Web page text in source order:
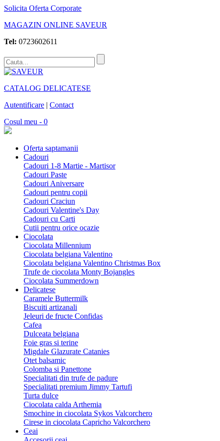
Solicita Oferta Corporate
MAGAZIN ONLINE SAVEUR
Tel: 0723602611
CATALOG DELICATESE
Autentificare | Contact
Cosul meu - 0
Oferta saptamanii
Cadouri
Cadouri 1-8 Martie - Martisor
Cadouri Paste
Cadouri Aniversare
Cadouri pentru copii
Cadouri Craciun
Cadouri Valentine's Day
Cadouri cu Carti
Cutii pentru orice ocazie
Ciocolata
Ciocolata Millennium
Ciocolata belgiana Valentino
Ciocolata belgiana Valentino Christmas Box
Trufe de ciocolata Monty Bojangles
Ciocolata Summerdown
Delicatese
Caramele Buttermilk
Biscuiti artizanali
Jeleuri de fructe Confidas
Cafea
Dulceata belgiana
Foie gras si terine
Migdale Glazurate Catanies
Otet balsamic
Colomba si Panettone
Specialitati din trufe de padure
Specialitati premium Jimmy Tartufi
Turta dulce
Ciocolata calda Arthemia
Smochine in ciocolata Sykos Valcorchero
Cirese in ciocolata Capricho Valcorchero
Ceai